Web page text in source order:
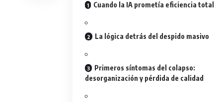
Cuando la IA prometía eficiencia total
La lógica detrás del despido masivo
Primeros síntomas del colapso:
desorganización y pérdida de calidad